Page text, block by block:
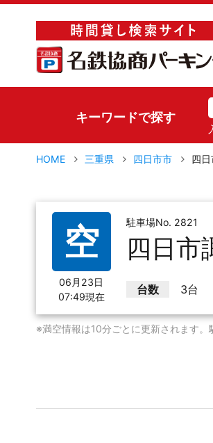
キーワードで探す
HOME 三重県 四日市市 四
空
06月23日
07:49現在
駐車場No. 2821
四日市
台数 3台
※満空情報は10分ごとに更新されます。